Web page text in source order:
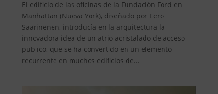
El edificio de las oficinas de la Fundación Ford en
Manhattan (Nueva York), diseñado por Eero
Saarinenen, introducía en la arquitectura la
innovadora idea de un atrio acristalado de acceso
público, que se ha convertido en un elemento
recurrente en muchos edificios de...